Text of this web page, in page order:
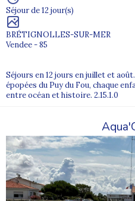
Séjour de 12 jour(s)
BRÉTIGNOLLES-SUR-MER
Vendee - 85
Séjours en 12 jours en juillet et
épopées du Puy du Fou, chaque
entre océan et histoire. 2.15.1.0